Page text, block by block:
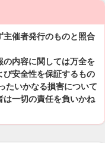
催者発行のものと照合
内容に関しては万全を
安全性を保証するもの
たいかなる損害について
は一切の責任を負いかね